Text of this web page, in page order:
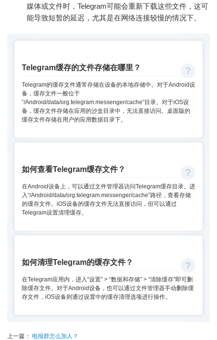
媒体或文件时，Telegram可能会重新下载这些文件，这可
能导致短暂的延迟，尤其是在网络连接较慢的情况下。
Telegram缓存的文件存储在哪里？
Telegram的缓存文件通常存储在设备的本地存储中。对于Android设
备，缓存文件一般位于
“/Android/data/org.telegram.messenger/cache”目录。对于iOS设
备，缓存文件存储在应用的沙盒目录中，无法直接访问。桌面版的
缓存文件存储在用户的应用数据目录下。
如何查看Telegram缓存文件？
在Android设备上，可以通过文件管理器访问Telegram缓存目录。进
入“/Android/data/org.telegram.messenger/cache”路径，查看存储
的缓存文件。iOS设备的缓存文件无法直接访问，但可以通过
Telegram设置清理缓存。
如何清理Telegram的缓存文件？
在Telegram应用内，进入“设置” > “数据和存储” > “清除缓存”即可删
除缓存文件。对于Android设备，也可以通过文件管理器手动删除缓
存文件，iOS设备则通过设置中的缓存清理选项进行操作。
上一篇： 电报群怎么加人？